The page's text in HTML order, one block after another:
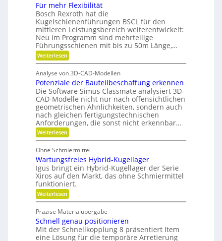
k
u
n
d
P
l
t
z
a
n
t
w
o
r
t
u
n
z
i
g
e
S
t
i
f
t
n
g
g
e
g
r
ü
n
d
e
e
x
i
b
l
e
P
l
a
n
t
e
n
g
e
t
r
i
e
b
e
-
F
a
m
i
l
i
e
Für mehr Flexibilität
Bosch Rexroth hat die
Kugelschienenführungen BSCL für den
mittleren Leistungsbereich weiterentwickelt:
Neu im Programm sind mehrteilige
Führungsschienen mit bis zu 50m Länge,…
Weiterlesen:
F
r
m
e
h
r
F
l
e
x
i
i
l
i
t
ä
t
Analyse von 3D-CAD-Modellen
Potenziale der Bauteilbeschaffung erkennen
Die Software Simus Classmate analysiert 3D-
CAD-Modelle nicht nur nach offensichtlichen
geometrischen Ähnlichkeiten, sondern auch
nach gleichen fertigungstechnischen
Anforderungen, die sonst nicht erkennbar…
Weiterlesen:
P
t
e
n
z
i
a
l
e
e
r
B
a
Ohne Schmiermittel
Wartungsfreies Hybrid-Kugellager
Igus bringt ein Hybrid-Kugellager der Serie
Xiros auf den Markt, das ohne Schmiermittel
funktioniert.
Weiterlesen:
W
r
t
u
n
Präzise Materialübergabe
Schnell genau positionieren
Mit der Schnellkopplung 8 präsentiert Item
eine Lösung für die temporäre Arretierung